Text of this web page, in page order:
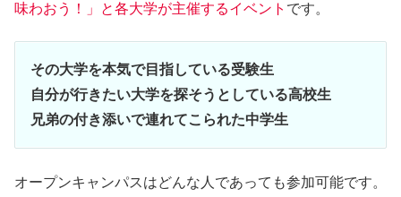
味わおう！」と各大学が主催するイベント です。
その大学を本気で目指している受験生
自分が行きたい大学を探そうとしている高校生
兄弟の付き添いで連れてこられた中学生
オープンキャンパスはどんな人であっても参加可能です。